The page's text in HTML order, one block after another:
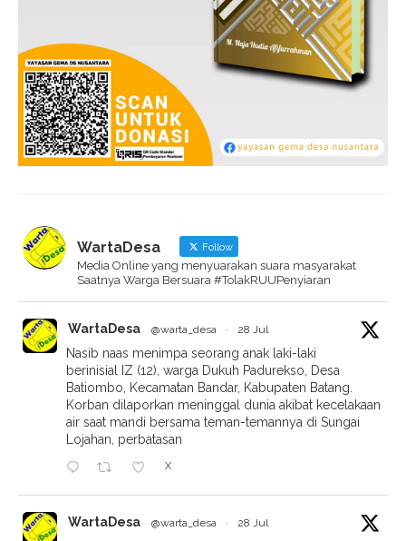
WartaDesa Follow
Media Online yang menyuarakan suara masyarakat
Saatnya Warga Bersuara #TolakRUUPenyiaran
WartaDesa @warta_desa · 28 Jul
Nasib naas menimpa seorang anak laki-laki
berinisial IZ (12), warga Dukuh Padurekso, Desa
Batiombo, Kecamatan Bandar, Kabupaten Batang.
Korban dilaporkan meninggal dunia akibat kecelakaan
air saat mandi bersama teman-temannya di Sungai
Lojahan, perbatasan
X
WartaDesa @warta_desa · 28 Jul